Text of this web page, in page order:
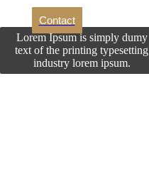
Contact
Lorem Ipsum is simply dumy
text of the printing typesetting
industry lorem ipsum.